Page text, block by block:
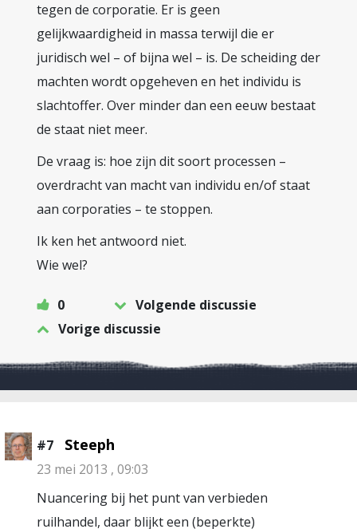
tegen de corporatie. Er is geen
gelijkwaardigheid in massa terwijl die er
juridisch wel – of bijna wel – is. De scheiding der
machten wordt opgeheven en het individu is
slachtoffer. Over minder dan een eeuw bestaat
de staat niet meer.
De vraag is: hoe zijn dit soort processen –
overdracht van macht van individu en/of staat
aan corporaties – te stoppen.
Ik ken het antwoord niet.
Wie wel?
0
Volgende discussie
Vorige discussie
#7 Steeph
23 mei 2013 , 09:03
Nuancering bij het punt van verbieden
ruilhandel, daar blijkt een (beperkte)